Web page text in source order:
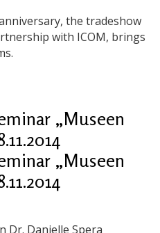
the tradeshow
with ICOM, brings
„Museen
„Museen
Dr. Danielle Spera